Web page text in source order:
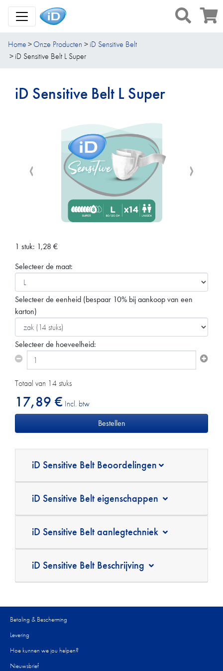
Toggle Navigation
Home Onze Producten
iD Sensitive Belt
iD Sensitive Belt L Super
iD Sensitive Belt L Super
1 stuk: 1,28 €
Selecteer de maat:
Selecteer de eenheid (bespaar 10% bij aankoop van een
karton)
Selecteer de hoeveelheid:
Totaal van 14 stuks
17,89 € Incl. btw
iD Sensitive Belt Beoordelingen
iD Sensitive Belt eigenschappen
iD Sensitive Belt aanlegtechniek
iD Sensitive Belt Beschrijving
Betaling & Bescherming
Levering
Hoe kunnen we jou helpen?
Nieuwsbrief